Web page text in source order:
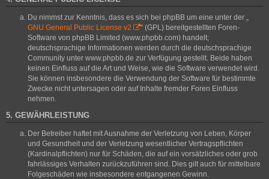
Du nimmst zur Kenntnis, dass es sich bei phpBB um eine unter der „
GNU General Public License v2
“ (GPL) bereitgestellten Foren-
Software von phpBB Limited (www.phpbb.com) handelt;
deutschsprachige Informationen werden durch die deutschsprachige
Community unter www.phpbb.de zur Verfügung gestellt. Beide haben
keinen Einfluss auf die Art und Weise, wie die Software verwendet wird.
Sie können insbesondere die Verwendung der Software für bestimmte
Zwecke nicht untersagen oder auf Inhalte fremder Foren Einfluss
nehmen.
5. GEWÄHRLEISTUNG
Der Betreiber haftet mit Ausnahme der Verletzung von Leben, Körper
und Gesundheit und der Verletzung wesentlicher Vertragspflichten
(Kardinalpflichten) nur für Schäden, die auf ein vorsätzliches oder grob
fahrlässiges Verhalten zurückzuführen sind. Dies gilt auch für mittelbare
Folgeschäden wie insbesondere entgangenen Gewinn.